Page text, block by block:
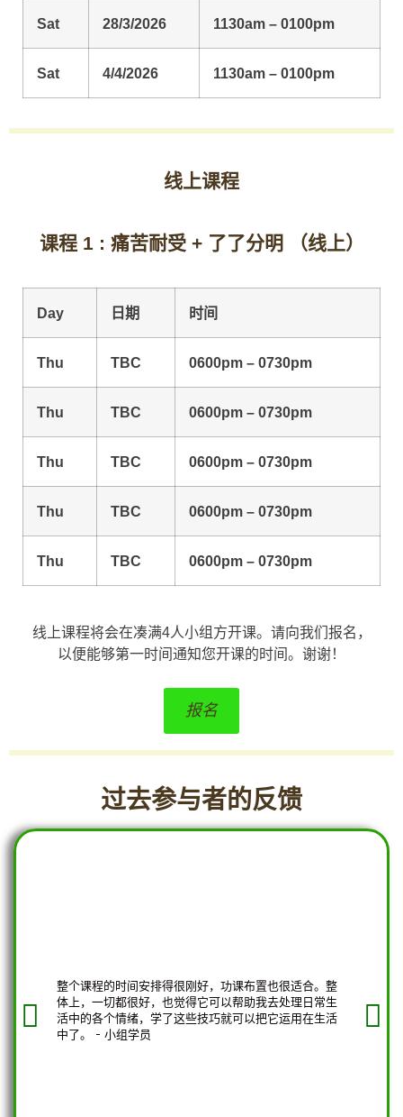
Sat 28/3/2026 1130am – 0100pm
Sat 4/4/2026 1130am – 0100pm
线上课程
课程 1 : 痛苦耐受 + 了了分明 （线上）
Day 日期 时间
Thu TBC 0600pm – 0730pm
Thu TBC 0600pm – 0730pm
Thu TBC 0600pm – 0730pm
Thu TBC 0600pm – 0730pm
Thu TBC 0600pm – 0730pm
线上课程将会在凑满4人小组方开课。请向我们报名，
以便能够第一时间通知您开课的时间。谢谢！
报名
过去参与者的反馈
整个课程的时间安排得很刚好，功课布置也很适合。整
体上，一切都很好，也觉得它可以帮助我去处理日常生
活中的各个情绪，学了这些技巧就可以把它运用在生活
中了。 - 小组学员
帮助
所给